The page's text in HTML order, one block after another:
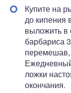
Купите на
до кипения
выложить в
барбариса
перемешав,
ложки
окончания.